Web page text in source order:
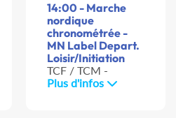
14:00 - Marche
nordique
chronométrée -
MN Label Depart.
Loisir/Initiation
TCF / TCM -
Plus d'infos